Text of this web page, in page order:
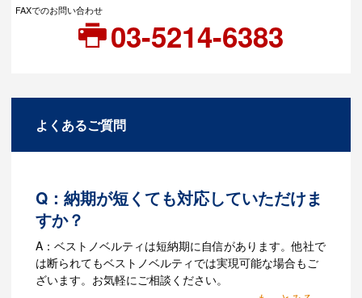
FAXでのお問い合わせ
03-5214-6383
よくあるご質問
Q：納期が短くても対応していただけま
すか？
A：ベストノベルティは短納期に自信があります。他社で
は断られてもベストノベルティでは実現可能な場合もご
ざいます。お気軽にご相談ください。